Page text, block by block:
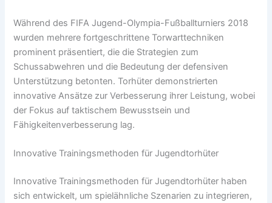
Während des FIFA Jugend-Olympia-Fußballturniers 2018
wurden mehrere fortgeschrittene Torwarttechniken
prominent präsentiert, die die Strategien zum
Schussabwehren und die Bedeutung der defensiven
Unterstützung betonten. Torhüter demonstrierten
innovative Ansätze zur Verbesserung ihrer Leistung, wobei
der Fokus auf taktischem Bewusstsein und
Fähigkeitenverbesserung lag.
Innovative Trainingsmethoden für Jugendtorhüter
Innovative Trainingsmethoden für Jugendtorhüter haben
sich entwickelt, um spielähnliche Szenarien zu integrieren,